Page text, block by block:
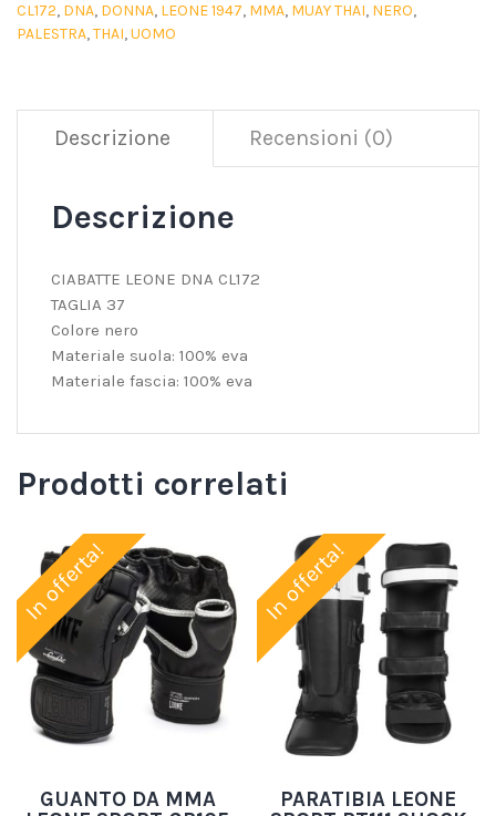
CL172, DNA, DONNA, LEONE 1947, MMA, MUAY THAI, NERO,
PALESTRA,THAI,UOMO
Descrizione Recensioni (0)
Descrizione
CIABATTE LEONE DNA CL172
TAGLIA 37
Colore nero
Materiale suola: 100% eva
Materiale fascia: 100% eva
Prodotti correlati
In offerta!
GUANTO DA MMA
In offerta!
PARATIBIA LEONE